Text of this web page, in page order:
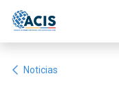
Noticias